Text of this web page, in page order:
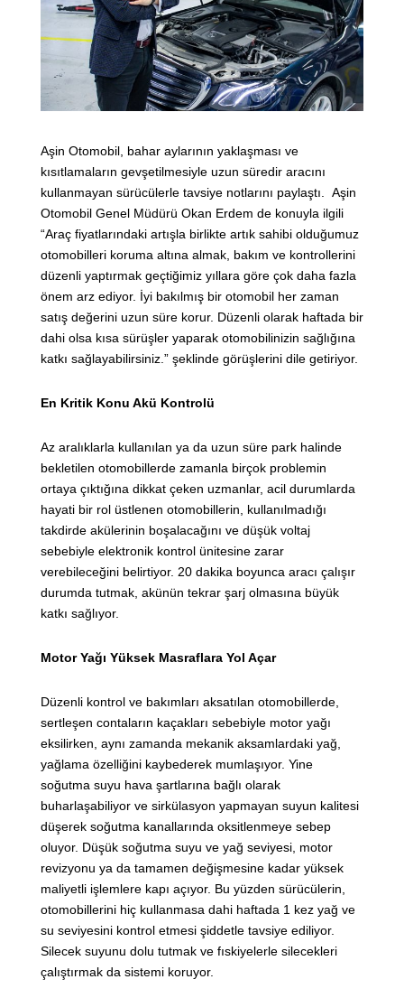
Aşin Otomobil, bahar aylarının yaklaşması ve
kısıtlamaların gevşetilmesiyle uzun süredir aracını
kullanmayan sürücülerle tavsiye notlarını paylaştı. Aşin
Otomobil Genel Müdürü Okan Erdem de konuyla ilgili
“Araç fiyatlarındaki artışla birlikte artık sahibi olduğumuz
otomobilleri koruma altına almak, bakım ve kontrollerini
düzenli yaptırmak geçtiğimiz yıllara göre çok daha fazla
önem arz ediyor. İyi bakılmış bir otomobil her zaman
satış değerini uzun süre korur. Düzenli olarak haftada bir
dahi olsa kısa sürüşler yaparak otomobilinizin sağlığına
katkı sağlayabilirsiniz.” şeklinde görüşlerini dile getiriyor.
En Kritik Konu Akü Kontrolü
Az aralıklarla kullanılan ya da uzun süre park halinde
bekletilen otomobillerde zamanla birçok problemin
ortaya çıktığına dikkat çeken uzmanlar, acil durumlarda
hayati bir rol üstlenen otomobillerin, kullanılmadığı
takdirde akülerinin boşalacağını ve düşük voltaj
sebebiyle elektronik kontrol ünitesine zarar
verebileceğini belirtiyor. 20 dakika boyunca aracı çalışır
durumda tutmak, akünün tekrar şarj olmasına büyük
katkı sağlıyor.
Motor Yağı Yüksek Masraflara Yol Açar
Düzenli kontrol ve bakımları aksatılan otomobillerde,
sertleşen contaların kaçakları sebebiyle motor yağı
eksilirken, aynı zamanda mekanik aksamlardaki yağ,
yağlama özelliğini kaybederek mumlaşıyor. Yine
soğutma suyu hava şartlarına bağlı olarak
buharlaşabiliyor ve sirkülasyon yapmayan suyun kalitesi
düşerek soğutma kanallarında oksitlenmeye sebep
oluyor. Düşük soğutma suyu ve yağ seviyesi, motor
revizyonu ya da tamamen değişmesine kadar yüksek
maliyetli işlemlere kapı açıyor. Bu yüzden sürücülerin,
otomobillerini hiç kullanmasa dahi haftada 1 kez yağ ve
su seviyesini kontrol etmesi şiddetle tavsiye ediliyor.
Silecek suyunu dolu tutmak ve fıskiyelerle silecekleri
çalıştırmak da sistemi koruyor.